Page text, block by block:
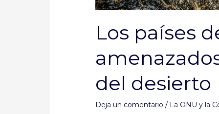
Los países
del desierto
Deja un comentario / La ONU y la